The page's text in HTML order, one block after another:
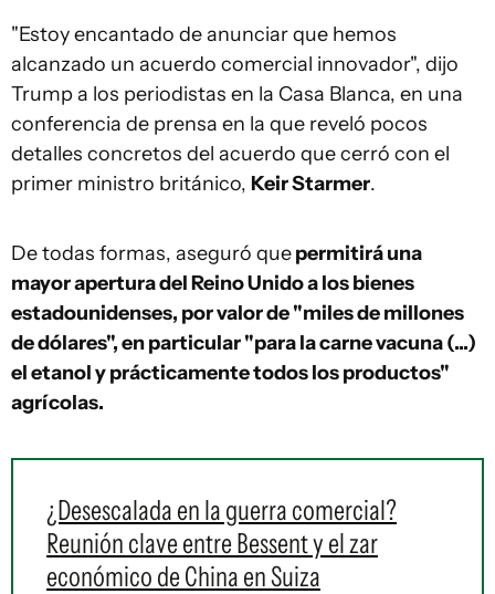
"Estoy encantado de anunciar que hemos
alcanzado un acuerdo comercial innovador", dijo
Trump a los periodistas en la Casa Blanca, en una
conferencia de prensa en la que reveló pocos
detalles concretos del acuerdo que cerró con el
primer ministro británico, Keir Starmer.
De todas formas, aseguró quepermitirá una
mayor apertura del Reino Unido a los bienes
estadounidenses, por valor de "miles de millones
de dólares", en particular "para la carne vacuna (...)
el etanol y prácticamente todos los productos"
agrícolas.
¿Desescalada en la guerra comercial?
Reunión clave entre Bessent y el zar
económico de China en Suiza